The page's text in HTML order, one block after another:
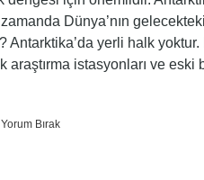
Dünya’nın
Antarktika’da yerli halk yoktur.
araştırma istasyonları ve eski
Yorum Bırak